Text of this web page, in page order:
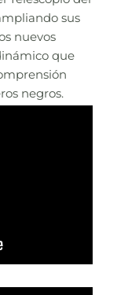
sus
nuevos
que
negros.